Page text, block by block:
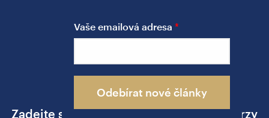
Vaše emailová adresa
Odebírat nové články
PŘEDNÍ REALITNÍ MAKLÉŘ
Ing. Jakub Žižka
Zadejte své telefonní číslo a já se vám brzy